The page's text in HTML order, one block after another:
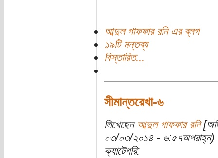
আব্দুল গাফফার রনি এর ব্লগ
১৯টি মন্তব্য
বিস্তারিত...
সীমান্তরেখা-৬
লিখেছেন আব্দুল গাফফার রনি
০৩/০৩/২০১৪ - ৬:৫৭অপরাহ্ন)
ক্যাটেগরি: